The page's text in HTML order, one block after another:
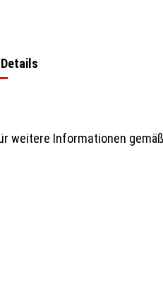
weitere Informationen